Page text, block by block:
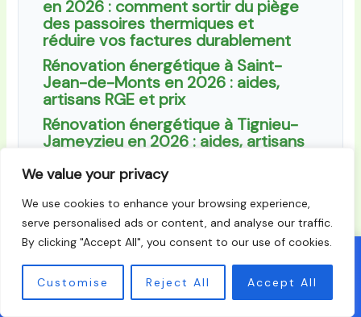
We value your privacy
We use cookies to enhance your browsing experience,
serve personalised ads or content, and analyse our traffic.
By clicking "Accept All", you consent to our use of cookies.
Customise Reject All Accept All
en 2026 : comment sortir du piège
des passoires thermiques et
réduire vos factures durablement
Rénovation énergétique à Saint-
Jean-de-Monts en 2026 : aides,
artisans RGE et prix
Rénovation énergétique à Tignieu-
Jameyzieu en 2026 : aides, artisans
←Article Précédent Article Suivant
Obtenir mes devis →